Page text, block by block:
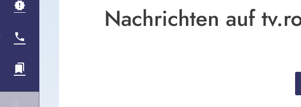
Nachrichten auf